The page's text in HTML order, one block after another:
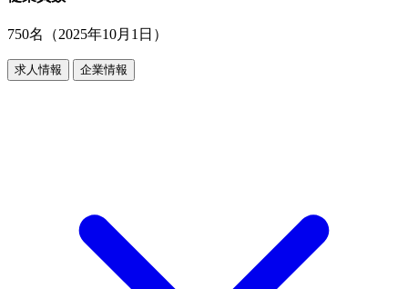
750名（2025年10月1日）
求人情報 企業情報